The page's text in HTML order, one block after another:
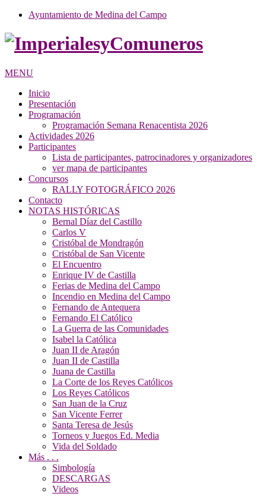
Ayuntamiento de Medina del Campo
MENU
Inicio
Presentación
Programación
Programación Semana Renacentista 2026
Actividades 2026
Participantes
Lista de participantes, patrocinadores y organizadores
ver mapa de participantes
Concursos
RALLY FOTOGRÁFICO 2026
Contacto
NOTAS HISTÓRICAS
Bernal Díaz del Castillo
Carlos V
Cristóbal de Mondragón
Cristóbal de San Vicente
El Encuentro
Enrique IV de Castilla
Ferias de Medina del Campo
Incendio en Medina del Campo
Fernando de Antequera
Fernando El Católico
La Guerra de las Comunidades
Isabel la Católica
Juan II de Aragón
Juan II de Castilla
Juana de Castilla
La Corte de los Reyes Católicos
Los Reyes Católicos
San Juan de la Cruz
San Vicente Ferrer
Santa Teresa de Jesús
Torneos y Juegos Ed. Media
Vida del Soldado
Más . . .
Simbología
DESCARGAS
Videos